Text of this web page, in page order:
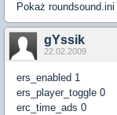
Pokaż roundsound.ini
gYssik
22.02.2009
ers_enabled 1
ers_player_toggle 0
erc_time_ads 0